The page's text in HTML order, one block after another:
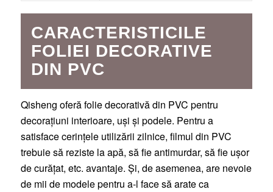
CARACTERISTICILE
FOLIEI DECORATIVE
DIN PVC
Qisheng oferă folie decorativă din PVC pentru
decorațiuni interioare, uși și podele. Pentru a
satisface cerințele utilizării zilnice, filmul din PVC
trebuie să reziste la apă, să fie antimurdar, să fie ușor
de curățat, etc. avantaje. Și, de asemenea, are nevoie
de mii de modele pentru a-l face să arate ca